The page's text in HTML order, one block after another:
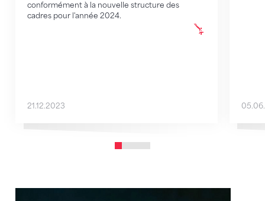
conformément à la nouvelle structure des
cadres pour l'année 2024.
21.12.2023